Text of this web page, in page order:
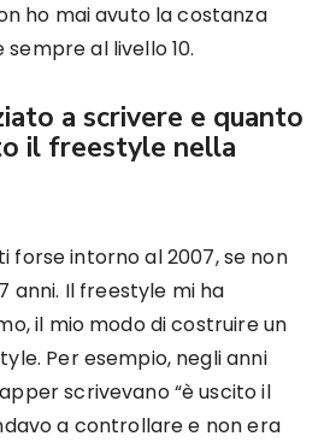
ho mai avuto la costanza
al livello 10.
a scrivere e quanto
il freestyle nella
forse intorno al 2007, se non
anni. Il freestyle mi ha
il mio modo di costruire un
Per esempio, negli anni
scrivevano “è uscito il
a controllare e non era